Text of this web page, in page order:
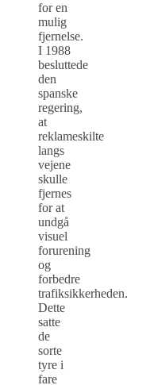
for en
mulig
fjernelse.
I 1988
besluttede
den
spanske
regering,
at
reklameskilte
langs
vejene
skulle
fjernes
for at
undgå
visuel
forurening
og
forbedre
trafiksikkerheden.
Dette
satte
de
sorte
tyre i
fare